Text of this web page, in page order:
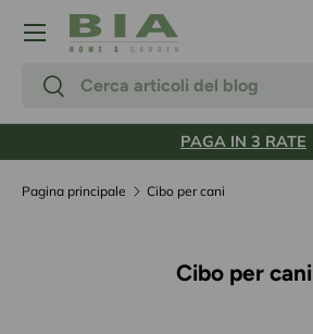
Passa ai contenuti
CercaCerca
Menu
PAGA IN 3 RATE
Pagina principale Cibo per cani
Cibo per cani